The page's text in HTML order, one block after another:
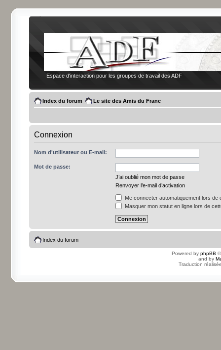
Espace d'interaction pour les groupes de travail des ADF
Index du forum Le site des Amis du Franc
Connexion
Nom d'utilisateur ou E-mail:
Mot de passe:
J’ai oublié mon mot de passe
Renvoyer l’e-mail d’activation
Me connecter automatiquement lors de
Masquer mon statut en ligne lors de
Index du forum
Powered by phpBB
and by
Traduction